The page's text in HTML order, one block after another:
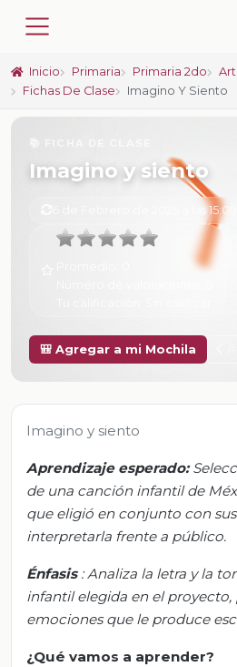
Inicio Primaria Primaria 2do
Fichas De Clase
Imagino Y Siento
Imagino y siento
6 de Febrero de 2025 a las 15:09
🎒 Agregar a mi Mochila
Imagino y siento
Aprendizaje esperado:
de una canción infantil de
que eligió en conjunto con
interpretarla frente a público.
Énfasis : Analiza la letra y la
infantil elegida en el proyecto,
emociones que le produce
¿Qué vamos a aprender?